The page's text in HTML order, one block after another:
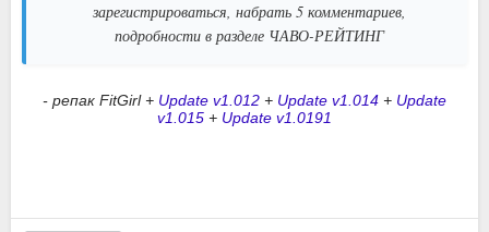
зарегистрироваться, набрать 5 комментариев,
подробности в разделе ЧАВО-РЕЙТИНГ
- репак FitGirl+ Update v1.012 + Update v1.014 + Update
v1.015 + Update v1.0191